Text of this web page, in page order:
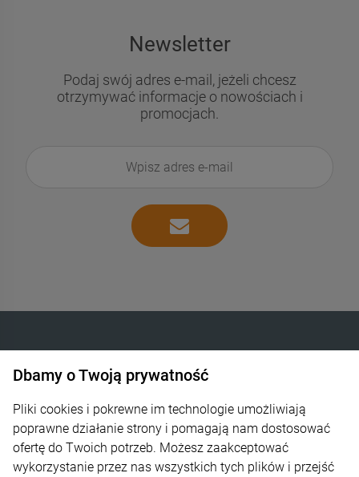
Newsletter
Podaj swój adres e-mail, jeżeli chcesz
otrzymywać informacje o nowościach i
promocjach.
INTELIGENTNE OGRZEWANIE SP. Z O.O.
Góra Libertowska 24
30-444 Kraków
600 373 809
Dbamy o Twoją prywatność
Pliki cookies i pokrewne im technologie umożliwiają
poprawne działanie strony i pomagają nam dostosować
ofertę do Twoich potrzeb. Możesz zaakceptować
wykorzystanie przez nas wszystkich tych plików i przejść